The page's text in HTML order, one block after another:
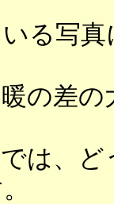
る写
の差
は、